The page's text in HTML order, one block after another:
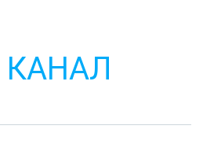
КАНАЛ